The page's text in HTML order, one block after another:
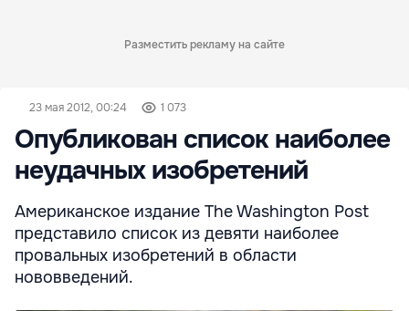
Разместить рекламу на сайте
23 мая 2012, 00:24 1 073
Опубликован список наиболее
неудачных изобретений
Американское издание The Washington Post
представило список из девяти наиболее
провальных изобретений в области
нововведений.